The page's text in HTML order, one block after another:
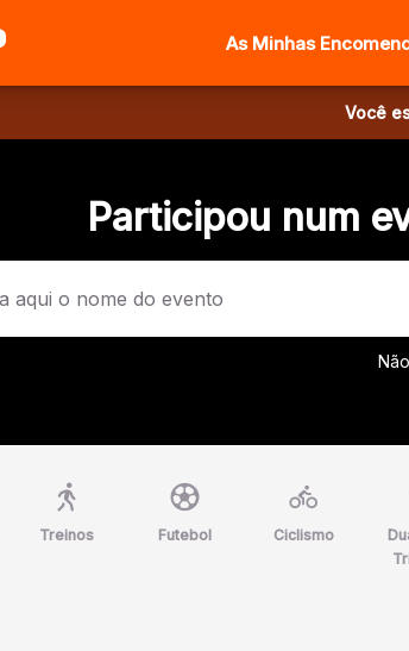
As Minhas
Você
Participou num
Treinos Futebol Ciclismo